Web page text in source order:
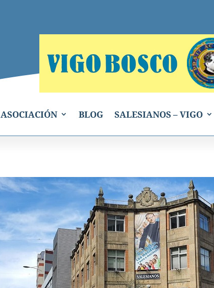
ASOCIACIÓN BLOG SALESIANOS – VIGO